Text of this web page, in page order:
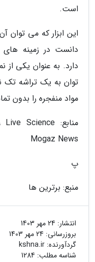
است.
این ابزار که می توان
دانست در زمینه های
دارد. به عنوان یکی از
توان به یک تراشه تک
مواد منفجره را بدون
Mogaz News
پ
منبع: برترین ها
انتشار: 24 مهر 1403
بروزرسانی: 24 مهر 1403
گردآورنده: kshna.ir
شناسه مطلب: 1284